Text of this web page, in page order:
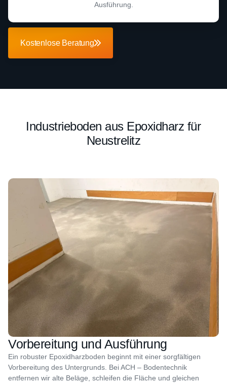
Ausführung.
Kostenlose Beratung
Industrieboden aus Epoxidharz für
Neustrelitz
Vorbereitung und Ausführung
Ein robuster Epoxidharzboden beginnt mit einer sorgfältigen
Vorbereitung des Untergrunds. Bei ACH – Bodentechnik
entfernen wir alte Beläge, schleifen die Fläche und gleichen